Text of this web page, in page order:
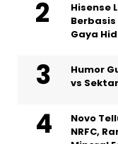
Hisense
Berbasis
Gaya
Humor
vs
Novo
NRFC,